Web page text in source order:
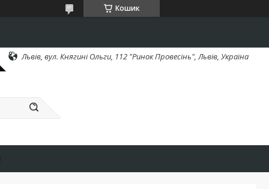
Кошик
Львів, вул. Княгині Ольги, 112 "Ринок Провесінь", Львів, Україна